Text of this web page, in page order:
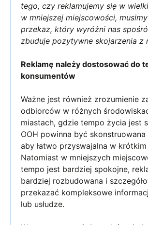
tego, czy reklamujemy się w
w mniejszej miejscowości,
przekaz, który wyróżni nas
zbuduje pozytywne skojarzenia z
Reklamę należy dostosować do
konsumentów
Ważne jest również zrozumienie
odbiorców w różnych
miastach, gdzie tempo życia jest
OOH powinna być
aby łatwo przyswajalna w krótkim
Natomiast w mniejszych
tempo jest bardziej spokojne,
bardziej rozbudowana i
przekazać kompleksowe
lub usłudze.